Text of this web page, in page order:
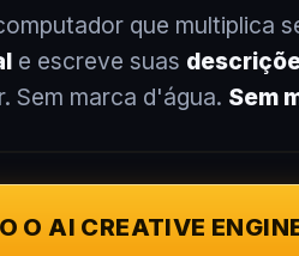
que multiplica
e escreve suas
Sem marca d'água. Sem
O AI CREATIVE